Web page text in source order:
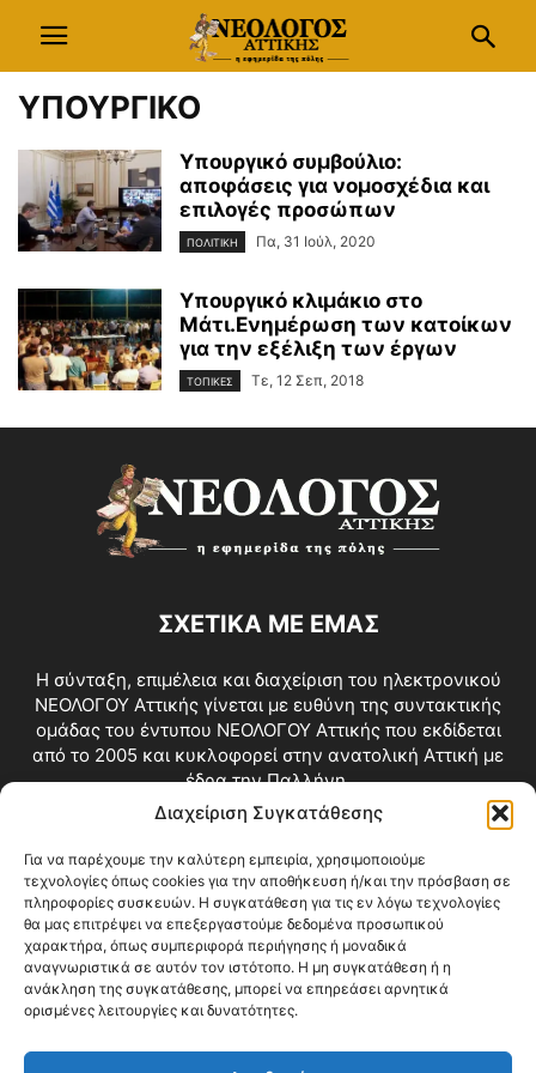
Διαχείριση Συγκατάθεσης
Για να παρέχουμε την καλύτερη εμπειρία, χρησιμοποιούμε
τεχνολογίες όπως cookies για την αποθήκευση ή/και την πρόσβαση σε
πληροφορίες συσκευών. Η συγκατάθεση για τις εν λόγω τεχνολογίες
θα μας επιτρέψει να επεξεργαστούμε δεδομένα προσωπικού
χαρακτήρα, όπως συμπεριφορά περιήγησης ή μοναδικά
αναγνωριστικά σε αυτόν τον ιστότοπο. Η μη συγκατάθεση ή η
ανάκληση της συγκατάθεσης, μπορεί να επηρεάσει αρνητικά
ορισμένες λειτουργίες και δυνατότητες.
ΥΠΟΥΡΓΙΚΟ
Υπουργικό συμβούλιο:
αποφάσεις για νομοσχέδια και
επιλογές προσώπων
ΠΟΛΙΤΙΚΗ Πα, 31 Ιούλ, 2020
Υπουργικό κλιμάκιο στο
Μάτι.Eνημέρωση των κατοίκων
για την εξέλιξη των έργων
ΤΟΠΙΚΕΣ Τε, 12 Σεπ, 2018
ΣΧΕΤΙΚΑ ΜΕ ΕΜΑΣ
Η σύνταξη, επιμέλεια και διαχείριση του ηλεκτρονικού
ΝΕΟΛΟΓΟΥ Αττικής γίνεται με ευθύνη της συντακτικής
ομάδας του έντυπου ΝΕΟΛΟΓΟΥ Αττικής που εκδίδεται
από το 2005 και κυκλοφορεί στην ανατολική Αττική με
έδρα την Παλλήνη.
Επικοινωνία:info@neologosattikis.gr
ΑΚΟΛΟΥΘΗΣΕ ΜΑΣ